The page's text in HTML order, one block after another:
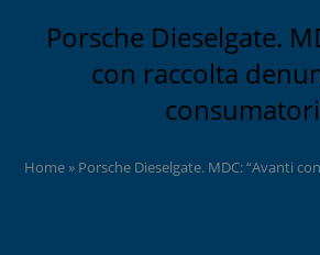
Porsche Dieselgate.
con raccolta
Home» Porsche Dieselgate. MDC: “Avanti